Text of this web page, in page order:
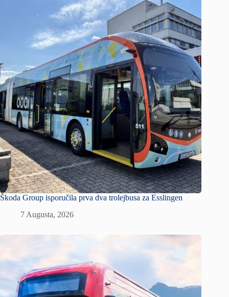
Škoda Group isporučila prva dva trolejbusa za Esslingen
7 Augusta, 2026